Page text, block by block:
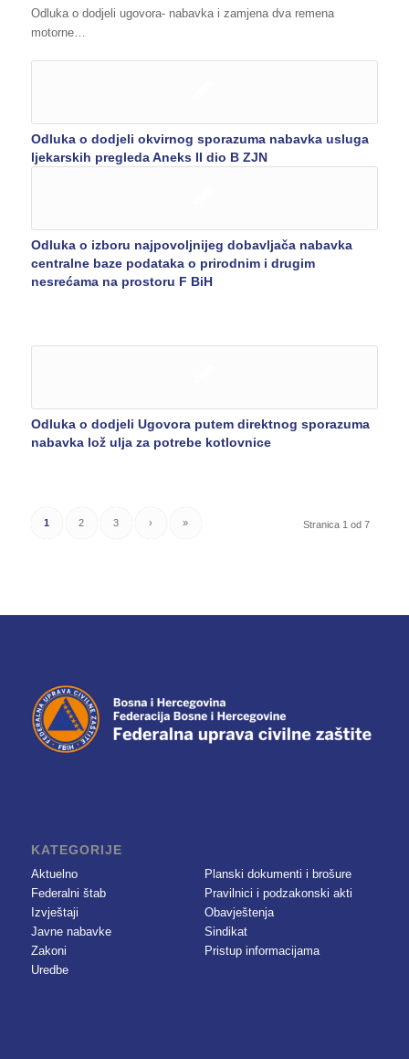
Odluka o dodjeli ugovora- nabavka i zamjena dva remena
motorne…
Odluka o dodjeli okvirnog sporazuma nabavka usluga
ljekarskih pregleda Aneks II dio B ZJN
Odluka o izboru najpovoljnijeg dobavljača nabavka
centralne baze podataka o prirodnim i drugim
nesrećama na prostoru F BiH
Odluka o dodjeli Ugovora putem direktnog sporazuma
nabavka lož ulja za potrebe kotlovnice
Stranica 1 od 7
1 2 3 › »
KATEGORIJE
Aktuelno
Federalni štab
Izvještaji
Javne nabavke
Zakoni
Uredbe
Planski dokumenti i brošure
Pravilnici i podzakonski akti
Obavještenja
Sindikat
Pristup informacijama